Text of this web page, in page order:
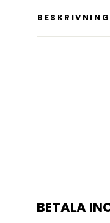
BESKRIVNING
BETALA